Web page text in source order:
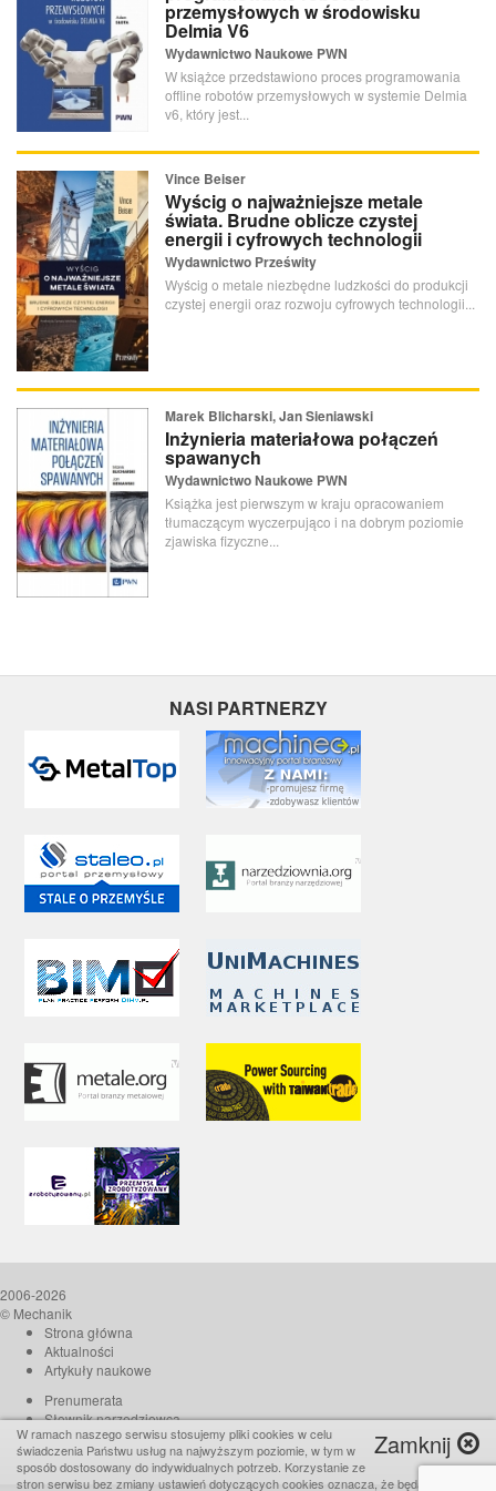
przemysłowych w środowisku
Delmia V6
Wydawnictwo Naukowe PWN
W książce przedstawiono proces programowania
offline robotów przemysłowych w systemie Delmia
v6, który jest...
Vince Beiser
Wyścig o najważniejsze metale
świata. Brudne oblicze czystej
energii i cyfrowych technologii
Wydawnictwo Prześwity
Wyścig o metale niezbędne ludzkości do produkcji
czystej energii oraz rozwoju cyfrowych technologii...
Marek Blicharski, Jan Sieniawski
Inżynieria materiałowa połączeń
spawanych
Wydawnictwo Naukowe PWN
Książka jest pierwszym w kraju opracowaniem
tłumaczącym wyczerpująco i na dobrym poziomie
zjawiska fizyczne...
NASI PARTNERZY
2006-2026
© Mechanik
Strona główna
Aktualności
Artykuły naukowe
Prenumerata
Słownik narzędziowca
O czasopiśmie
Reklama
Kontakt
Zamknij
W ramach naszego serwisu stosujemy pliki cookies w celu
świadczenia Państwu usług na najwyższym poziomie, w tym w
sposób dostosowany do indywidualnych potrzeb. Korzystanie ze
stron serwisu bez zmiany ustawień dotyczących cookies oznacza, że będą one